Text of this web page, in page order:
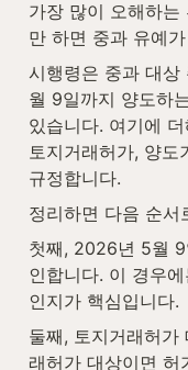
가장 많이 오해하
만 하면 중과 유예
시행령은 중과 대
월 9일까지 양도하
있습니다. 여기에
토지거래허가, 양
규정합니다.
정리하면 다음 순서
첫째, 2026년 5월
인합니다. 이 경우
인지가 핵심입니다.
둘째, 토지거래허가
래허가 대상이면 허